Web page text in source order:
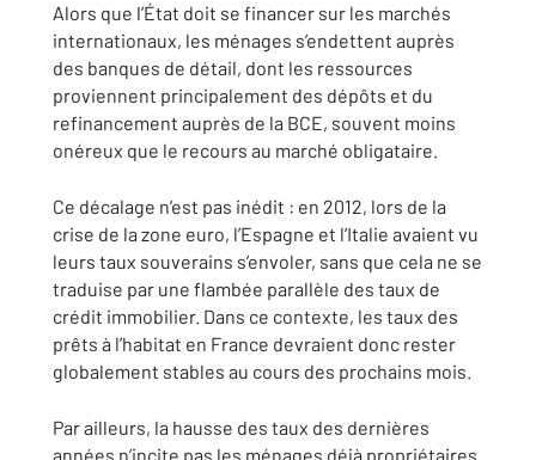
Alors que l’État doit se financer sur les marchés
internationaux, les ménages s’endettent auprès
des banques de détail, dont les ressources
proviennent principalement des dépôts et du
refinancement auprès de la BCE, souvent moins
onéreux que le recours au marché obligataire.
Ce décalage n’est pas inédit : en 2012, lors de la
crise de la zone euro, l’Espagne et l’Italie avaient vu
leurs taux souverains s’envoler, sans que cela ne se
traduise par une flambée parallèle des taux de
crédit immobilier. Dans ce contexte, les taux des
prêts à l’habitat en France devraient donc rester
globalement stables au cours des prochains mois.
Par ailleurs, la hausse des taux des dernières
années n’incite pas les ménages déjà propriétaires